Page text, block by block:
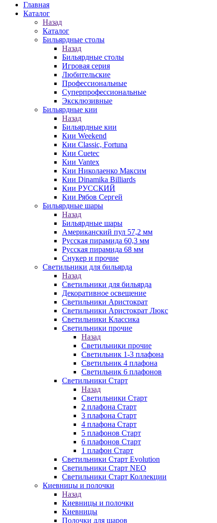
Главная
Каталог
Назад
Каталог
Бильярдные столы
Назад
Бильярдные столы
Игровая серия
Любительские
Профессиональные
Суперпрофессиональные
Эксклюзивные
Бильярдные кии
Назад
Бильярдные кии
Кии Weekend
Кии Classic, Fortuna
Кии Cuetec
Кии Vantex
Кии Николаенко Максим
Кии Dinamika Billiards
Кии РУССКИЙ
Кии Рябов Сергей
Бильярдные шары
Назад
Бильярдные шары
Американский пул 57,2 мм
Русская пирамида 60,3 мм
Русская пирамида 68 мм
Снукер и прочие
Светильники для бильярда
Назад
Светильники для бильярда
Декоративное освещение
Светильники Аристократ
Светильники Аристократ Люкс
Светильники Классика
Светильники прочие
Назад
Светильники прочие
Светильник 1-3 плафона
Светильник 4 плафона
Светильник 6 плафонов
Светильники Старт
Назад
Светильники Старт
2 плафона Старт
3 плафона Старт
4 плафона Старт
5 плафонов Старт
6 плафонов Старт
1 плафон Старт
Светильники Старт Evolution
Светильники Старт NEO
Светильники Старт Коллекции
Киевницы и полочки
Назад
Киевницы и полочки
Киевницы
Полочки для шаров